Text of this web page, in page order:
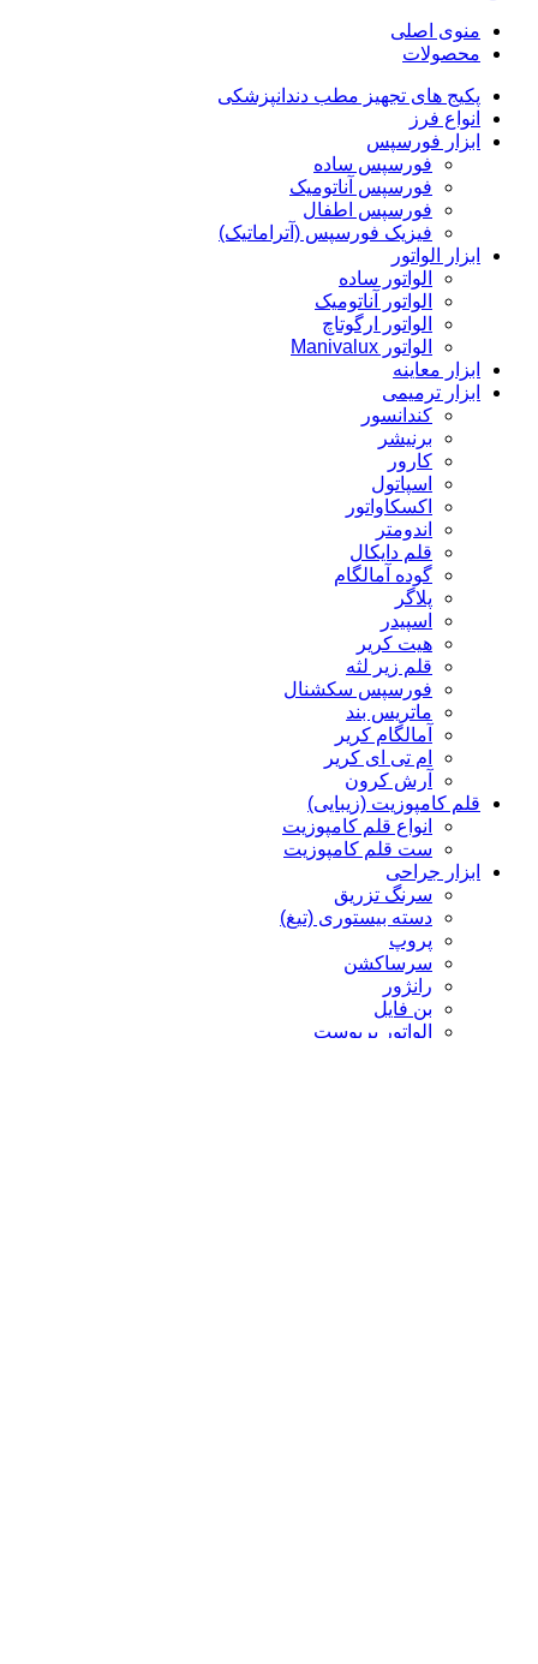
منوی اصلی
محصولات
پکیج های تجهیز مطب دندانپزشکی
انواع فرز
ابزار فورسپس
فورسپس ساده
فورسپس آناتومیک
فورسپس اطفال
فیزیک فورسپس (آتراماتیک)
ابزار الواتور
الواتور ساده
الواتور آناتومیک
الواتور ارگوتاچ
الواتور Manivalux
ابزار معاینه
ابزار ترمیمی
کندانسور
برنیشر
کارور
اسپاتول
اکسکاواتور
اندومتر
قلم دایکال
گوده آمالگام
پلاگر
اسپیدر
هیت کریر
قلم زیر لثه
فورسپس سکشنال
ماتریس بند
آمالگام کریر
ام تی ای کریر
آرش کرون
قلم کامپوزیت (زیبایی)
انواع قلم کامپوزیت
ست قلم کامپوزیت
ابزار جراحی
سرنگ تزریق
دسته بیستوری (تیغ)
پروپ
سرساکشن
رانژور
بن فایل
الواتور پریوست